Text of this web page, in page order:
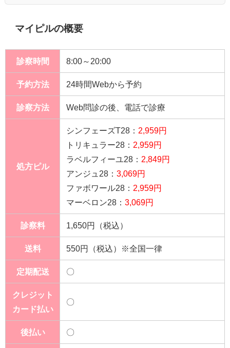
マイピルの概要
診察時間 8:00～20:00
予約方法 24時間Webから予約
診察方法 Web問診の後、電話で診療
処方ピル
シンフェーズT28： 2,959円
トリキュラー28： 2,959円
ラベルフィーユ28： 2,849円
アンジュ28： 3,069円
ファボワール28： 2,959円
マーベロン28： 3,069円
診察料 1,650円（税込）
送料 550円（税込）※全国一律
定期配送 〇
クレジット
カード払い
〇
後払い 〇